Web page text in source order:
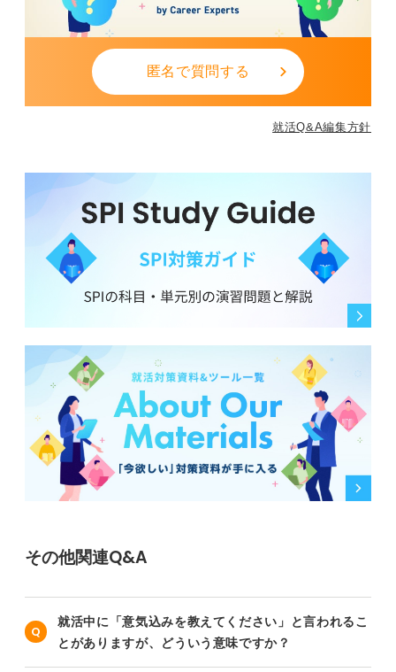
匿名で質問する
就活Q&A編集方針
その他関連Q&A
就活中に「意気込みを教えてください」と言われるこ
とがありますが、どういう意味ですか？